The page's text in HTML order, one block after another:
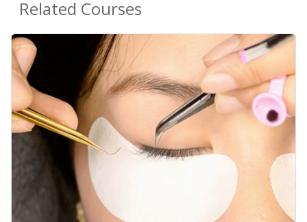
Related Courses